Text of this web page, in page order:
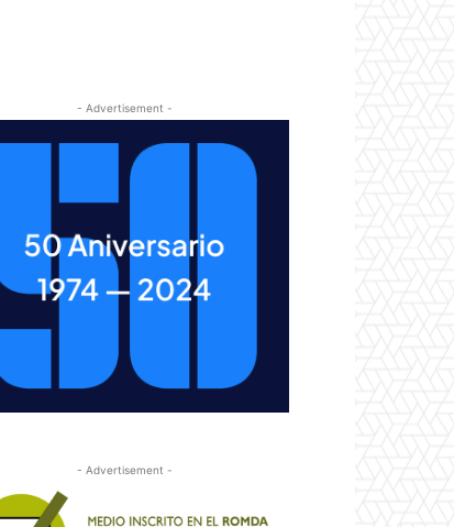
- Advertisement -
- Advertisement -